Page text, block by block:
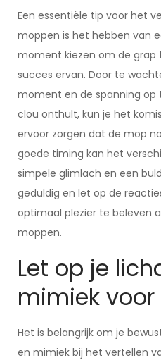
Een essentiële tip voor het
moppen is het hebben van
moment kiezen om de grap
succes ervan. Door te
moment en de spanning op
clou onthult, kun je het
ervoor zorgen dat de mop
goede timing kan het
simpele glimlach en een
geduldig en let op de
optimaal plezier te beleven
moppen.
Let op je
mimiek
Het is belangrijk om je
en mimiek bij het vertellen